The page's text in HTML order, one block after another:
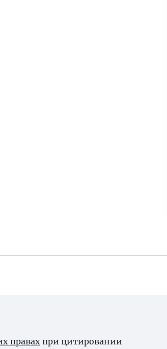
правахпри цитировании